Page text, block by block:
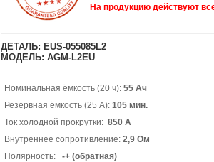
На продукцию действуют
ДЕТАЛЬ: EUS-055085L2
МОДЕЛЬ: AGM-L2EU
Номинальная ёмкость (20 ч): 55 Ач
Резервная ёмкость (25 А):105 мин.
Ток холодной прокрутки: 850 А
Внутреннее сопротивление: 2,9 Ом
Полярность: -+ (обратная)